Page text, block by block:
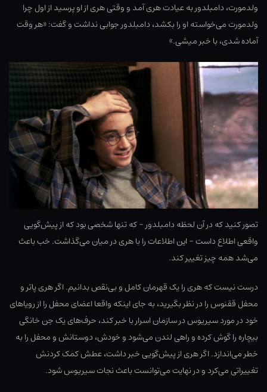
ولدمورت، دامبلدور به عیادت هری آمد و وقتی هری از او پرسید از اول چرا
ولدمورت می‌خواسته او را بکشد، دامبلدور جوابی نداشت و گفت: «هر وقت
آماده شدی، با خبر میشی.»
تصور کنید که در آن لحظه دامبلدور – که تنها شخصی بود که از پیش‌گویی
واقعی اطلاع داست – این اطلاعات را با هری در میان می‌گذاشت. خب باعث
می‌شد همه چیز تغییر کند.
درست نیست که هری را یک قهرمان کامل و بی‌نقص بدانیم. اگر هری پاتر و
محفل ققنوس را در نظر بگیرید، به جای اینکه واقعا اعضای محفل را از رویاهای
خود در مورد سیریوس در سازمان اسرار با خبر کند، حرف‌های یک جن خانگی
بیچاره را گوش کرده و راهی لندن می‌شود و خودش، دوستانش و محفل را به
خطر می‌اندازد. اگر هری از پیش‌گویی خبر داشت، عطش کمک کردنش
تغییراتی می‌کرد و در نهایت می‌توانست باعث نجات سیریوس شود.